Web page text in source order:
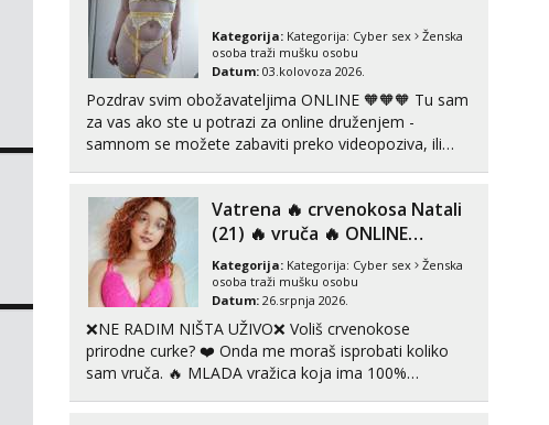
Tel:
tel:0,93€ - mob:1,12€ min
Obavijesti me kada se oslobodi
Razgovaram :)
Tel:064/677-677- Kod: #04
Čekam tvoj poziv!
Tel: 064/677-677
- Kod: #119
tel:0,93€ - mob:1,12€ min
Alisa
Čekam tvoj poziv!
Kategorija: Kategorija: Cyber sex
Ženska
osoba traži mušku osobu
Datum: 03.kolovoza 2026.
Pozdrav svim obožavateljima ONLINE 🧡🧡🧡 Tu sam
za vas ako ste u potrazi za online druženjem -
samnom se možete zabaviti preko videopoziva, ili
tipkanja uz slike i hot line pozive. Za vas sam
pripremila ...
Vatrena ‎️‍🔥 crvenokosa Natali
(21) ‎️‍🔥 vruča‎ ️‍🔥 ONLINE
ZABAVA
Kategorija: Kategorija: Cyber sex
Ženska
osoba traži mušku osobu
Datum: 26.srpnja 2026.
❌NE RADIM NIŠTA UŽIVO❌ Voliš crvenokose
prirodne curke? ❤️ Onda me moraš isprobati koliko
sam vruča.‎ ️‍🔥 MLADA vražica koja ima 100%